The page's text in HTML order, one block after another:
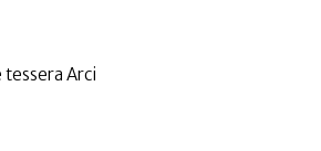
Arci